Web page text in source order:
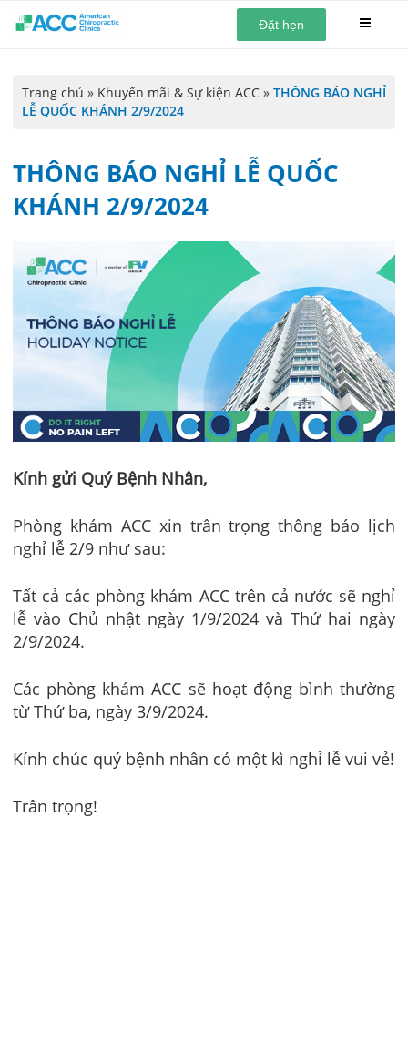
Đặt hẹn
Trang chủ » Khuyến mãi & Sự kiện ACC » THÔNG BÁO NGHỈ
LỄ QUỐC KHÁNH 2/9/2024
THÔNG BÁO NGHỈ LỄ QUỐC
KHÁNH 2/9/2024
Kính gửi Quý Bệnh Nhân,
Phòng khám ACC xin trân trọng thông báo lịch
nghỉ lễ 2/9 như sau:
Tất cả các phòng khám ACC trên cả nước sẽ nghỉ
lễ vào Chủ nhật ngày 1/9/2024 và Thứ hai ngày
2/9/2024.
Các phòng khám ACC sẽ hoạt động bình thường
từ Thứ ba, ngày 3/9/2024.
Kính chúc quý bệnh nhân có một kì nghỉ lễ vui vẻ!
Trân trọng!